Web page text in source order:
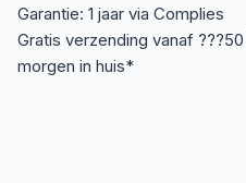
Garantie: 1 jaar via Complies
Gratis verzending vanaf
morgen in huis*